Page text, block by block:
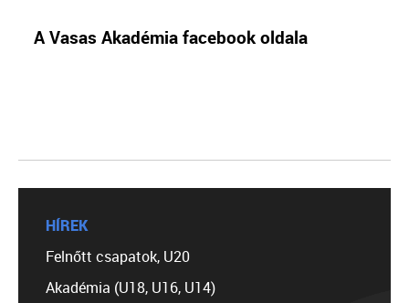
A Vasas Akadémia facebook oldala
HÍREK
Felnőtt csapatok, U20
Akadémia (U18, U16, U14)